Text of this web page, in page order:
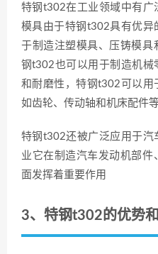
特钢t302在工业领域中有广
模具由于特钢t302具有优异
于制造注塑模具、压铸模具
钢t302也可以用于制造机械
和耐磨性，特钢t302可以用
如齿轮、传动轴和机床配件
特钢t302还被广泛应用于汽
业它在制造汽车发动机部件
面发挥着重要作用
3、特钢t302的优势